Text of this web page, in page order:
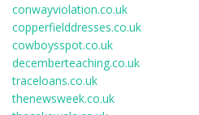
conwayviolation.co.uk
copperfielddresses.co.uk
cowboysspot.co.uk
decemberteaching.co.uk
traceloans.co.uk
thenewsweek.co.uk